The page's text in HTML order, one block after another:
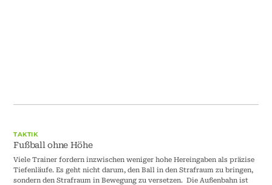
TAKTIK
Fußball ohne Höhe
Viele Trainer fordern inzwischen weniger hohe Hereingaben als präzise
Tiefenläufe. Es geht nicht darum, den Ball in den Strafraum zu bringen,
sondern den Strafraum in Bewegung zu versetzen. Die Außenbahn ist